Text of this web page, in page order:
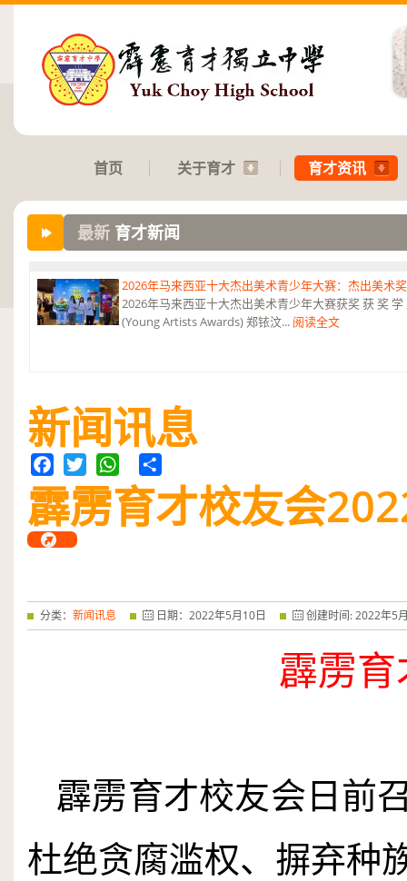
首页 关于育才 育才资讯
最新 育才新闻
2026年马来西亚十大杰出美术青少年大赛获奖 获 奖
(Young Artists Awards) 郑铱汶...阅读全文
新闻讯息
Facebook
TwitterWhatsApp
Share
霹雳育才校友会
分类： 新闻讯息 日期： 2022年5月10日 创建时间:2022年5
霹雳
霹雳育才校友会日前
杜绝贪腐滥权、摒弃种